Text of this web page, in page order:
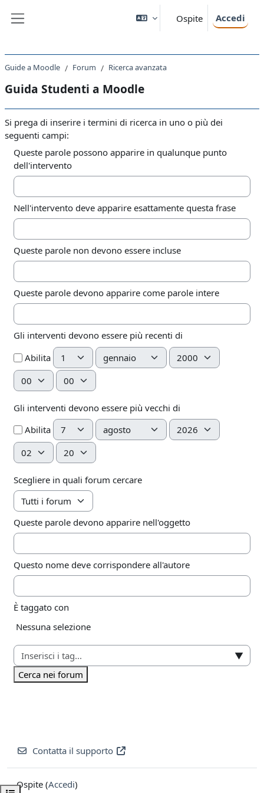
Ospite Accedi
Guide a Moodle Forum Ricerca avanzata
Guida Studenti a Moodle
Si prega di inserire i termini di ricerca in uno o più dei
seguenti campi:
Queste parole possono apparire in qualunque punto
dell'intervento
Nell'intervento deve apparire esattamente questa frase
Queste parole non devono essere incluse
Queste parole devono apparire come parole intere
Gli interventi devono essere più recenti di
Abilita Giorno Mese
Anno
Ora
Minuto
Gli interventi devono essere più vecchi di
Abilita Giorno Mese
Anno
Ora
Minuto
Scegliere in quali forum cercare
Queste parole devono apparire nell'oggetto
Questo nome deve corrispondere all'autore
È taggato con
Elementi selezionati:
Nessuna selezione
▼
Cerca nei forum
Contatta il supporto
Ospite (Accedi)